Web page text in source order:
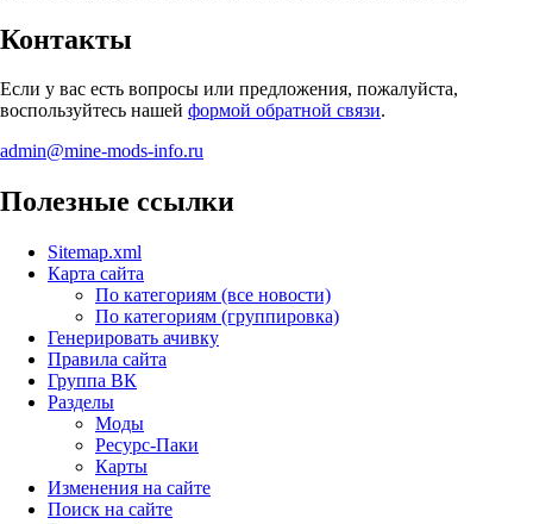
Контакты
Если у вас есть вопросы или предложения, пожалуйста,
воспользуйтесь нашей формой обратной связи.
admin@mine-mods-info.ru
Полезные ссылки
Sitemap.xml
Карта сайта
По категориям (все новости)
По категориям (группировка)
Генерировать ачивку
Правила сайта
Группа ВК
Разделы
Моды
Ресурс-Паки
Карты
Изменения на сайте
Поиск на сайте